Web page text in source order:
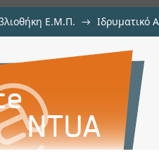
Ε.Μ.Π. → Ιδρυματικό